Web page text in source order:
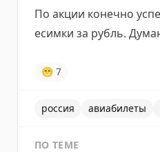
По акции конечно
есимки за рубль.
😁 7
россия авиабилеты
ПО ТЕМЕ